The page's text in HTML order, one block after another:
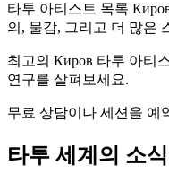
타투 아티스트 목록
의, 물감, 그리고 더 많은
최고의 Киров 타투 아티
연구를 살펴보세요.
무료 상담이나 세션을 예
타투 세계의 소